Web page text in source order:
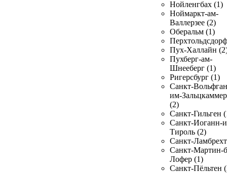
Нойленгбах (1)
Ноймаркт-ам-
Валлерзее (2)
Оберальм (1)
Пух-Халлайн
Пухберг-ам-
Шнееберг (1)
Ригерсбург (1)
Санкт-
им-
(2)
Санкт-Гильген
Санкт-Иоганн-
Тироль (2)
Санкт-
Санкт-Мартин-
Лофер (1)
Санкт-Пёльтен